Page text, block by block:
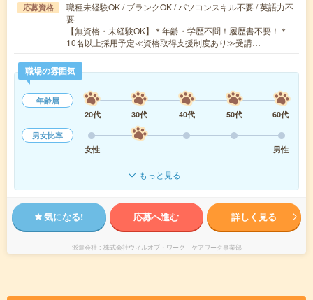
応募資格
職種未経験OK / ブランクOK / パソコンスキル不要 / 英語力不
要
【無資格・未経験OK】＊年齢・学歴不問！履歴書不要！＊
10名以上採用予定≪資格取得支援制度あり≫受講…
職場の雰囲気
年齢層
20代
30代 40代 50代
60代
男女比率
女性
男性
もっと見る
気になる! 応募へ進む 詳しく見る
派遣会社 株式会社ウィルオブ・ワーク ケアワーク事業部